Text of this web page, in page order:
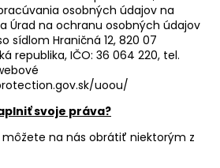
osobných údajov na
Úrad na ochranu osobných údajov
sídlom Hraničná 12, 820 07
republika, IČO: 36 064 220, tel.
uoou/
svoje práva?
môžete na nás obrátiť niektorým z